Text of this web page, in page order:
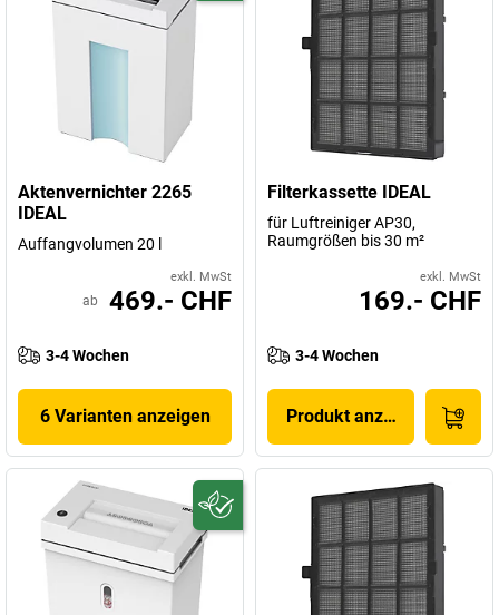
Aktenvernichter 2265
IDEAL
Auffangvolumen 20 l
exkl. MwSt
ab 469.- CHF
3-4 Wochen
6 Varianten anzeigen
Filterkassette IDEAL
für Luftreiniger AP30,
Raumgrößen bis 30 m²
exkl. MwSt
169.- CHF
3-4 Wochen
Produkt anzeigen